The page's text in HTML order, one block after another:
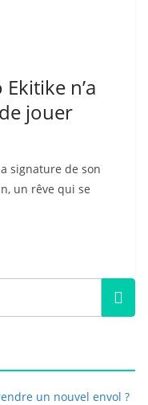
n’a
jouer
signature de son
un rêve qui se
un nouvel envol ?